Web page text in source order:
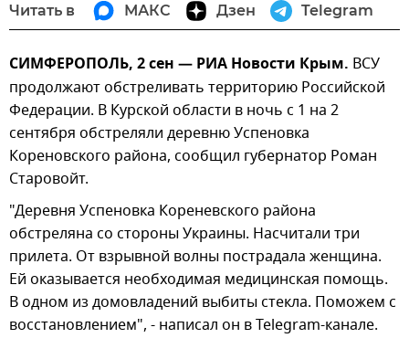
Читать в МАКС Дзен Telegram
СИМФЕРОПОЛЬ, 2 сен — РИА Новости Крым. ВСУ
продолжают обстреливать территорию Российской
Федерации. В Курской области в ночь с 1 на 2
сентября обстреляли деревню Успеновка
Кореновского района, сообщил губернатор Роман
Старовойт.
"Деревня Успеновка Кореневского района
обстреляна со стороны Украины. Насчитали три
прилета. От взрывной волны пострадала женщина.
Ей оказывается необходимая медицинская помощь.
В одном из домовладений выбиты стекла. Поможем с
восстановлением", - написал он в Telegram-канале.